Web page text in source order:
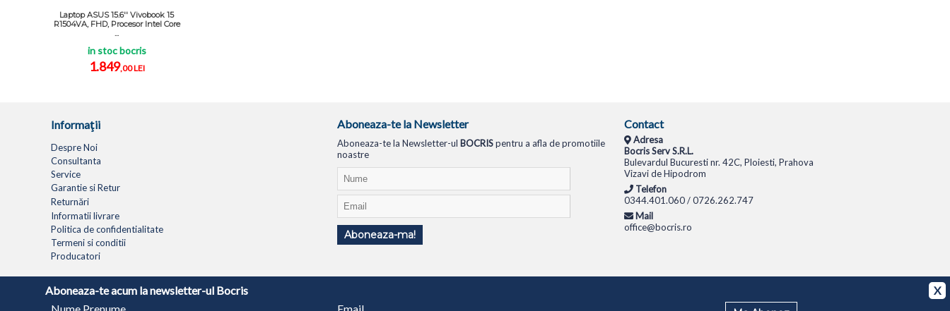
Aboneaza-te acum la newsletter-ul Bocris
X
Laptop ASUS 15.6'' Vivobook 15
R1504VA, FHD, Procesor Intel Core
...
in stoc bocris
1.849,00 LEI
Informaţii
Despre Noi
Consultanta
Service
Garantie si Retur
Returnări
Informatii livrare
Politica de confidentialitate
Termeni si conditii
Producatori
Aboneaza-te la Newsletter
Aboneaza-te la Newsletter-ul BOCRISpentru a afla de promotiile
noastre
Aboneaza-ma!
Contact
Adresa
Bocris Serv S.R.L.
Bulevardul Bucuresti nr. 42C, Ploiesti, Prahova
Vizavi de Hipodrom
Telefon
0344.401.060 / 0726.262.747
Mail
office@bocris.ro
LAPTOPURI NETBOOK TABLETE MULTIFUNCTIONALE SISTEME PC MONITOARE TELEVIZOARE ROUTERE SWITCH-URI APARATE FOTO CAMERE VIDEO CAMERE DE SUPRAVEGHERE